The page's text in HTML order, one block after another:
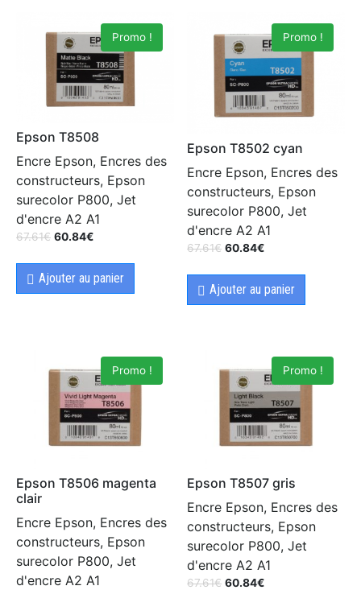
Promo !
Epson T8508
Encre Epson, Encres des
constructeurs, Epson
surecolor P800, Jet
d'encre A2 A1
67.61€ 60.84€
Ajouter au panier
Promo !
Epson T8502 cyan
Encre Epson, Encres des
constructeurs, Epson
surecolor P800, Jet
d'encre A2 A1
67.61€ 60.84€
Ajouter au panier
Promo !
Epson T8506 magenta
clair
Encre Epson, Encres des
constructeurs, Epson
surecolor P800, Jet
d'encre A2 A1
Promo !
Epson T8507 gris
Encre Epson, Encres des
constructeurs, Epson
surecolor P800, Jet
d'encre A2 A1
67.61€ 60.84€